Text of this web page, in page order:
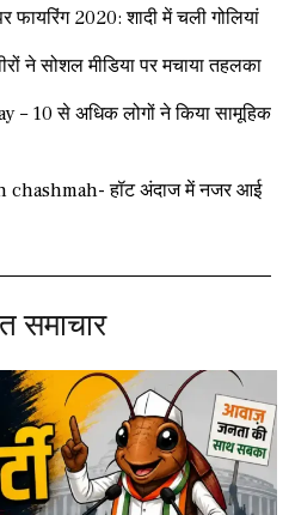
फायरिंग 2020: शादी में चली गोलियां
ने सोशल मीडिया पर मचाया तहलका
10 से अधिक लोगों ने किया सामूहिक
chashmah- हॉट अंदाज में नजर आई
समाचार